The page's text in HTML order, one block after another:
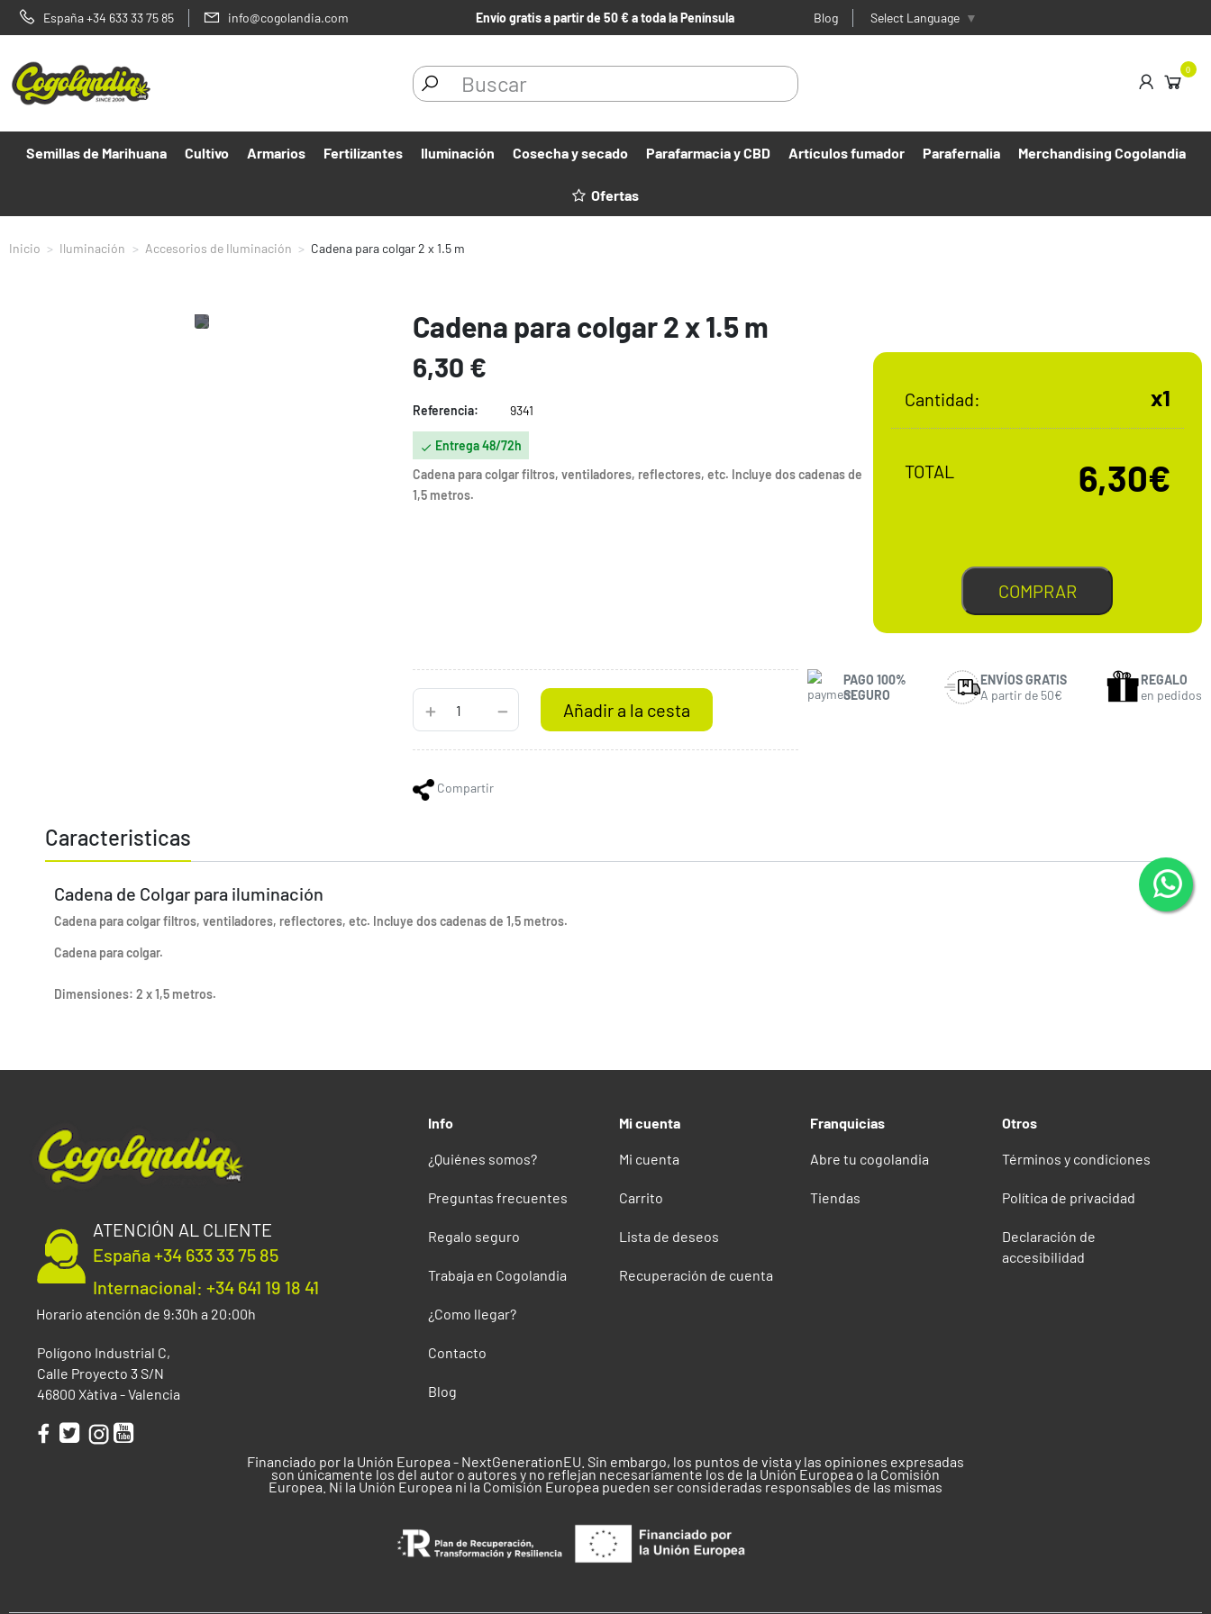
España +34 633 33 75 85 info@cogolandia.com Envío gratis a partir de 50 € a toda la Península Blog Select Language ▼
0
Semillas de Marihuana Cultivo Armarios Fertilizantes Iluminación Cosecha y secado Parafarmacia y CBD Artículos fumador Parafernalia Merchandising Cogolandia
Ofertas
Inicio Iluminación Accesorios de Iluminación Cadena para colgar 2 x 1.5 m
Cadena para colgar 2 x 1.5 m
6,30 €
Referencia: 9341
 Entrega 48/72h
Cadena para colgar filtros, ventiladores, reflectores, etc. Incluye dos cadenas de
1,5 metros.
Cantidad: x1
TOTAL 6,30€
COMPRAR
Añadir a la cesta
Compartir
PAGO 100%
SEGURO
ENVÍOS GRATIS
A partir de 50€
REGALO
en pedidos
Caracteristicas
Cadena de Colgar para iluminación
Cadena para colgar filtros, ventiladores, reflectores, etc. Incluye dos cadenas de 1,5 metros.
Cadena para colgar.
Dimensiones: 2 x 1,5 metros.
ATENCIÓN AL CLIENTE
España +34 633 33 75 85
Internacional: +34 641 19 18 41
Horario atención de 9:30h a 20:00h
Polígono Industrial C,
Calle Proyecto 3 S/N
46800 Xàtiva - Valencia
Info
¿Quiénes somos?
Preguntas frecuentes
Regalo seguro
Trabaja en Cogolandia
¿Como llegar?
Contacto
Blog
Mi cuenta
Mi cuenta
Carrito
Lista de deseos
Recuperación de cuenta
Franquicias
Abre tu cogolandia
Tiendas
Otros
Términos y condiciones
Política de privacidad
Declaración de
accesibilidad
Financiado por la Unión Europea - NextGenerationEU. Sin embargo, los puntos de vista y las opiniones expresadas
son únicamente los del autor o autores y no reflejan necesariamente los de la Unión Europea o la Comisión
Europea. Ni la Unión Europea ni la Comisión Europea pueden ser consideradas responsables de las mismas